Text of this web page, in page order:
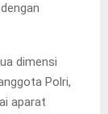
dimensi
Polri,
aparat